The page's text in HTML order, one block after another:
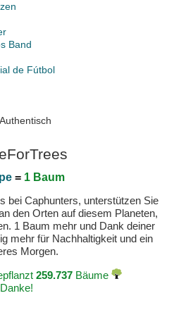
Band
de Fútbol
= 1 Baum
bei Caphunters, unterstützen Sie
den Orten auf diesem Planeten,
1 Baum mehr und Dank deiner
mehr für Nachhaltigkeit und ein
Morgen.
259.737Bäume
Danke!